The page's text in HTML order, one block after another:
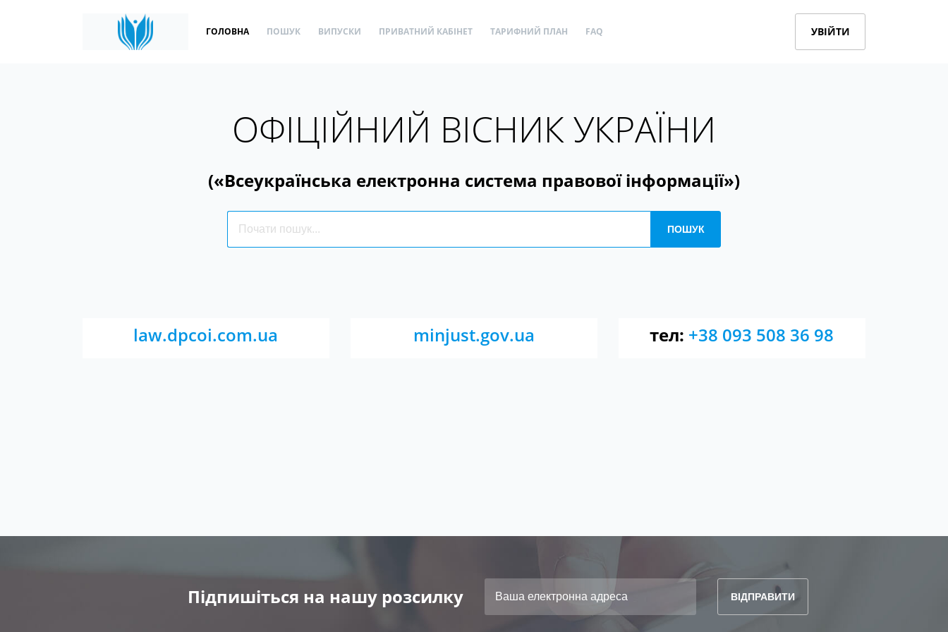
ГОЛОВНА ПОШУК ВИПУСКИ ПРИВАТНИЙ КАБІНЕТ ТАРИФНИЙ ПЛАН FAQ УВІЙТИ
ОФІЦІЙНИЙ ВІСНИК УКРАЇНИ
(«Всеукраїнська електронна система правової інформації»)
law.dpcoi.com.ua minjust.gov.ua тел: +38 093 508 36 98
Підпишіться на нашу розсилку